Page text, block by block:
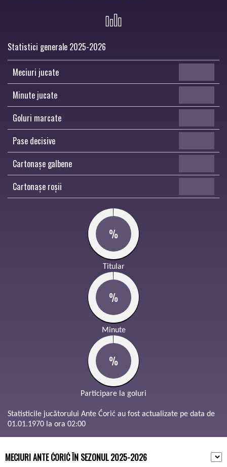
Statistici generale 2025-2026
Meciuri jucate
Minute jucate
Goluri marcate
Pase decisive
Cartonașe galbene
Cartonașe roșii
%
Titular
%
Minute
%
Participare la goluri
Statisticile jucătorului Ante Ćorić au fost actualizate pe data de
01.01.1970 la ora 02:00
MECIURI ANTE ĆORIĆ ÎN SEZONUL 2025-2026